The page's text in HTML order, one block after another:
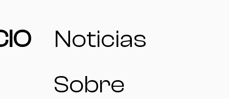
Noticias
Sobre